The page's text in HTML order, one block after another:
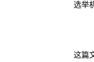
选举
这篇